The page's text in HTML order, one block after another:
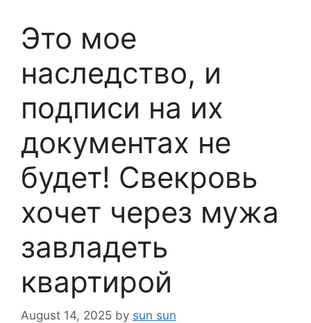
Это мое
наследство, и
подписи на их
документах не
будет! Свекровь
хочет через мужа
завладеть
квартирой
August 14, 2025 by sun sun